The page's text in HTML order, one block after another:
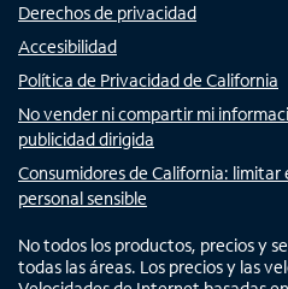
Derechos de privacidad
Accesibilidad
Política de Privacidad de California
No vender ni compartir mi
publicidad dirigida
Consumidores de California: limitar
personal sensible
No todos los productos, precios y
todas las áreas. Los precios y las